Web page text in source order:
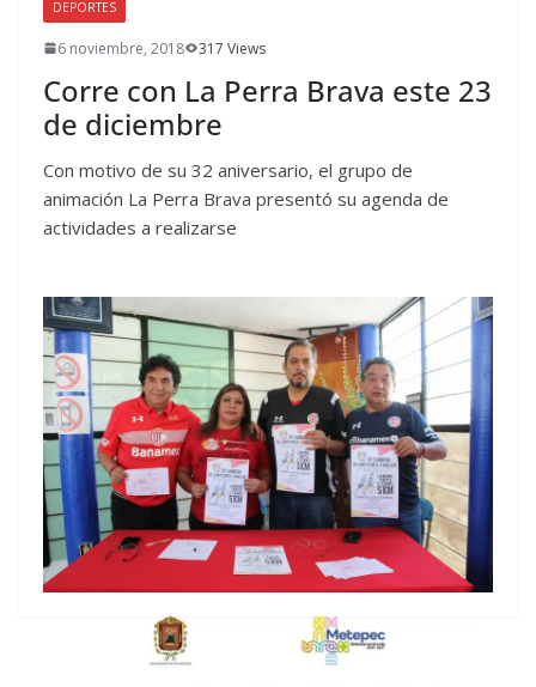
DEPORTES
6 noviembre, 2018 317 Views
Corre con La Perra Brava este 23
de diciembre
Con motivo de su 32 aniversario, el grupo de
animación La Perra Brava presentó su agenda de
actividades a realizarse